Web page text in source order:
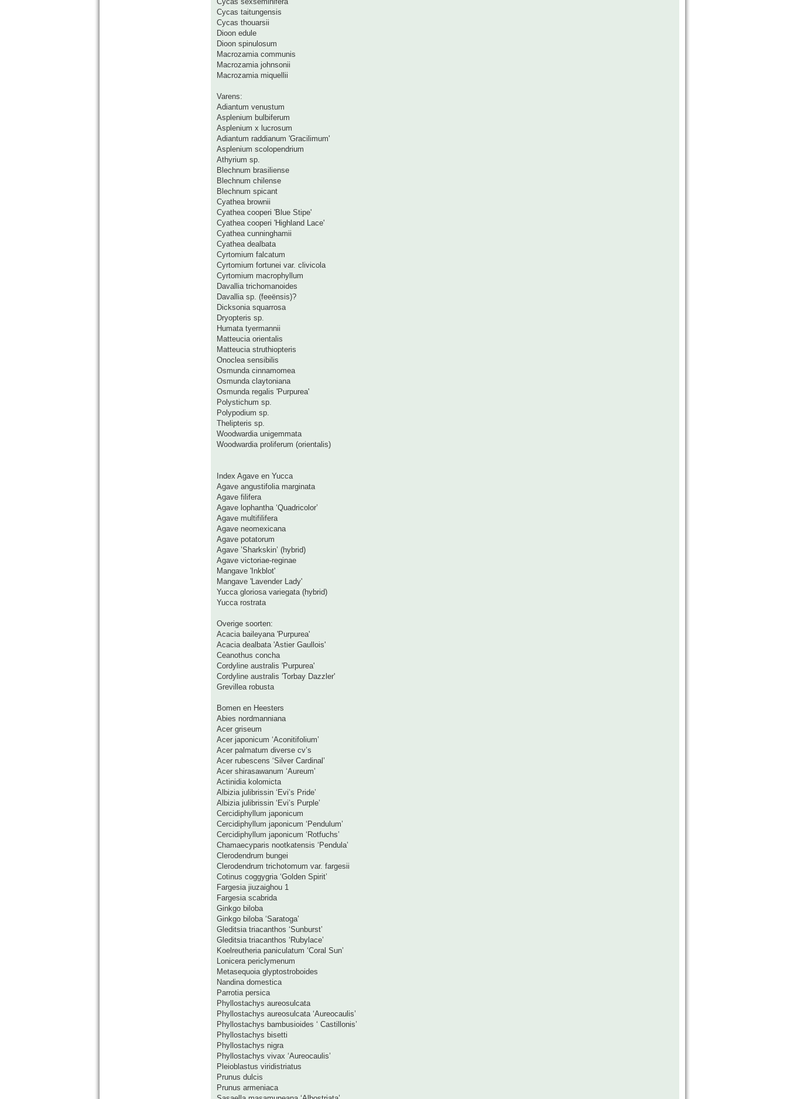
Cycas taitungensis
Cycas thouarsii
Dioon edule
Dioon spinulosum
Macrozamia communis
Macrozamia johnsonii
Macrozamia miquellii
Varens:
Adiantum venustum
Asplenium bulbiferum
Asplenium x lucrosum
Adiantum raddianum 'Gracilimum'
Asplenium scolopendrium
Athyrium sp.
Blechnum brasiliense
Blechnum chilense
Blechnum spicant
Cyathea brownii
Cyathea cooperi 'Blue Stipe'
Cyathea cooperi 'Highland Lace'
Cyathea cunninghamii
Cyathea dealbata
Cyrtomium falcatum
Cyrtomium fortunei var. clivicola
Cyrtomium macrophyllum
Davallia trichomanoides
Davallia sp. (feeënsis)?
Dicksonia squarrosa
Dryopteris sp.
Humata tyermannii
Matteucia orientalis
Matteucia struthiopteris
Onoclea sensibilis
Osmunda cinnamomea
Osmunda claytoniana
Osmunda regalis 'Purpurea'
Polystichum sp.
Polypodium sp.
Thelipteris sp.
Woodwardia unigemmata
Woodwardia proliferum (orientalis)
Index Agave en Yucca
Agave angustifolia marginata
Agave filifera
Agave lophantha ‘Quadricolor’
Agave multifilifera
Agave neomexicana
Agave potatorum
Agave ’Sharkskin’ (hybrid)
Agave victoriae-reginae
Mangave 'Inkblot'
Mangave 'Lavender Lady'
Yucca gloriosa variegata (hybrid)
Yucca rostrata
Overige soorten:
Acacia baileyana 'Purpurea'
Acacia dealbata 'Astier Gaullois'
Ceanothus concha
Cordyline australis 'Purpurea'
Cordyline australis 'Torbay Dazzler'
Grevillea robusta
Bomen en Heesters
Abies nordmanniana
Acer griseum
Acer japonicum ‘Aconitifolium’
Acer palmatum diverse cv’s
Acer rubescens ‘Silver Cardinal’
Acer shirasawanum ‘Aureum’
Actinidia kolomicta
Albizia julibrissin ‘Evi’s Pride’
Albizia julibrissin ‘Evi’s Purple’
Cercidiphyllum japonicum
Cercidiphyllum japonicum ‘Pendulum’
Cercidiphyllum japonicum ‘Rotfuchs’
Chamaecyparis nootkatensis ‘Pendula’
Clerodendrum bungei
Clerodendrum trichotomum var. fargesii
Cotinus coggygria ‘Golden Spirit’
Fargesia jiuzaighou 1
Fargesia scabrida
Ginkgo biloba
Ginkgo biloba ‘Saratoga’
Gleditsia triacanthos ‘Sunburst’
Gleditsia triacanthos ‘Rubylace’
Koelreutheria paniculatum ‘Coral Sun’
Lonicera periclymenum
Metasequoia glyptostroboides
Nandina domestica
Parrotia persica
Phyllostachys aureosulcata
Phyllostachys aureosulcata ‘Aureocaulis’
Phyllostachys bambusioides ‘ Castillonis’
Phyllostachys bisetti
Phyllostachys nigra
Phyllostachys vivax ‘Aureocaulis’
Pleioblastus viridistriatus
Prunus dulcis
Prunus armeniaca